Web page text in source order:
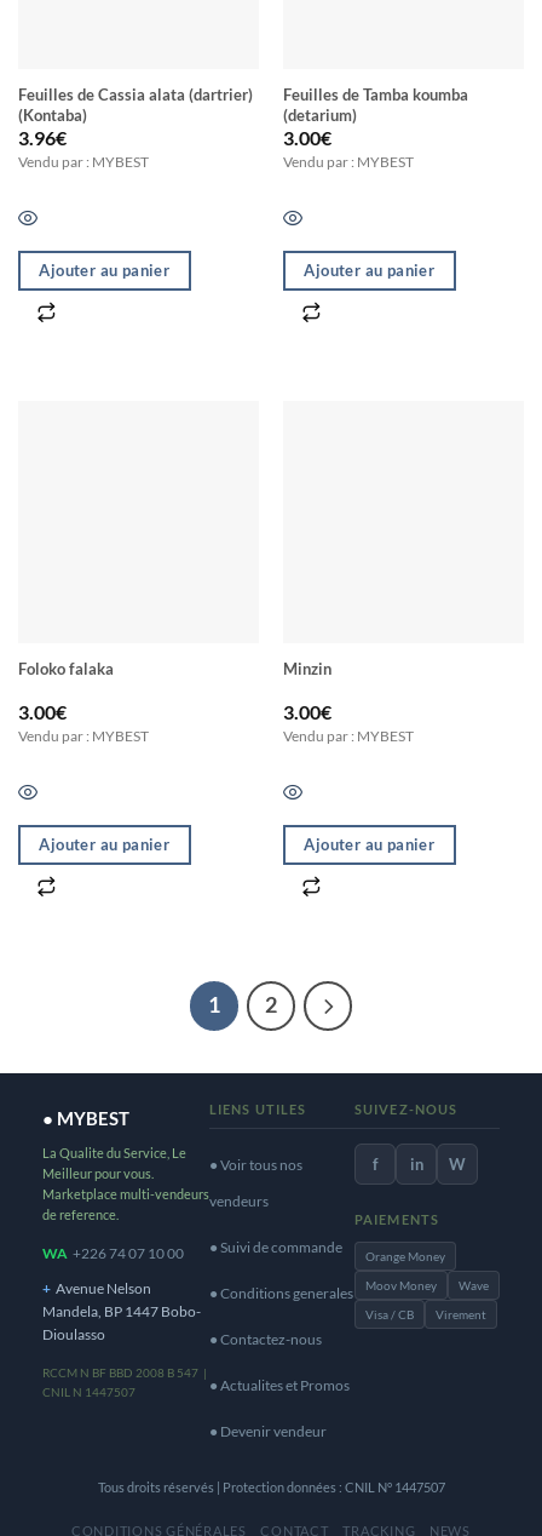
Feuilles de Cassia alata (dartrier)
(Kontaba)
3.96€
Vendu par : MYBEST
Ajouter au panier
Feuilles de Tamba koumba
(detarium)
3.00€
Vendu par : MYBEST
Ajouter au panier
Foloko falaka
3.00€
Vendu par : MYBEST
Ajouter au panier
Minzin
3.00€
Vendu par : MYBEST
Ajouter au panier
1 2
● MYBEST
La Qualite du Service, Le
Meilleur pour vous.
Marketplace multi-vendeurs
de reference.
WA +226 74 07 10 00
+ Avenue Nelson
Mandela, BP 1447 Bobo-
Dioulasso
RCCM N BF BBD 2008 B 547 |
CNIL N 1447507
LIENS UTILES
● Voir tous nos
vendeurs
● Suivi de commande
● Conditions generales
● Contactez-nous
● Actualites et Promos
● Devenir vendeur
SUIVEZ-NOUS
f in W
PAIEMENTS
Orange Money
Moov Money
Wave
Visa / CB
Virement
Tous droits réservés | Protection données : CNIL N° 1447507
CONDITIONS GÉNÉRALES CONTACT TRACKING NEWS